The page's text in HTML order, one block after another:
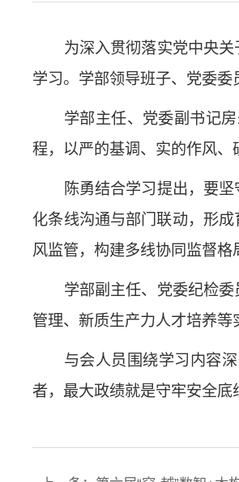
为深入贯彻落实党中央
学习。学部领导班子、党委委
学部主任、党委副书记
程，以严的基调、实的作风、
陈勇结合学习提出，要
化条线沟通与部门联动，形
风监管，构建多线协同监督格
学部副主任、党委纪检
管理、新质生产力人才培养等
与会人员围绕学习内容
者，最大政绩就是守牢安全底